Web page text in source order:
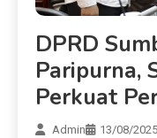
DPRD
Paripurna,
Perkuat
Admin 13/08/2025